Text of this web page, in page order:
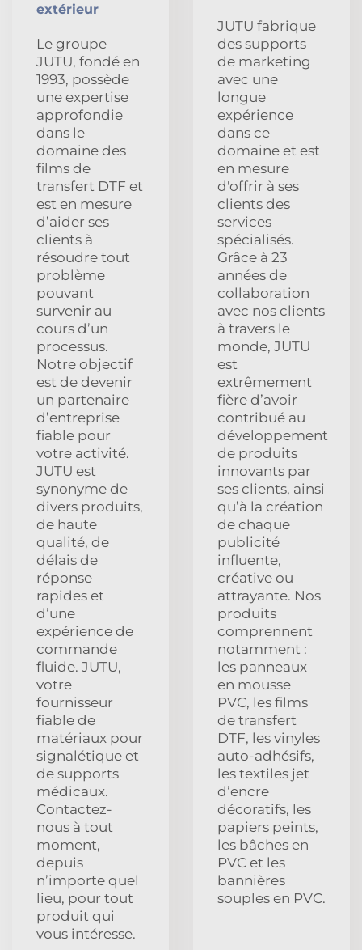
extérieur
Le groupe
JUTU, fondé en
1993, possède
une expertise
approfondie
dans le
domaine des
films de
transfert DTF et
est en mesure
d’aider ses
clients à
résoudre tout
problème
pouvant
survenir au
cours d’un
processus.
Notre objectif
est de devenir
un partenaire
d’entreprise
fiable pour
votre activité.
JUTU est
synonyme de
divers produits,
de haute
qualité, de
délais de
réponse
rapides et
d’une
expérience de
commande
fluide. JUTU,
votre
fournisseur
fiable de
matériaux pour
signalétique et
de supports
médicaux.
Contactez-
nous à tout
moment,
depuis
n’importe quel
lieu, pour tout
produit qui
vous intéresse.
JUTU fabrique
des supports
de marketing
avec une
longue
expérience
dans ce
domaine et est
en mesure
d'offrir à ses
clients des
services
spécialisés.
Grâce à 23
années de
collaboration
avec nos clients
à travers le
monde, JUTU
est
extrêmement
fière d’avoir
contribué au
développement
de produits
innovants par
ses clients, ainsi
qu’à la création
de chaque
publicité
influente,
créative ou
attrayante. Nos
produits
comprennent
notamment :
les panneaux
en mousse
PVC, les films
de transfert
DTF, les vinyles
auto-adhésifs,
les textiles jet
d’encre
décoratifs, les
papiers peints,
les bâches en
PVC et les
bannières
souples en PVC.